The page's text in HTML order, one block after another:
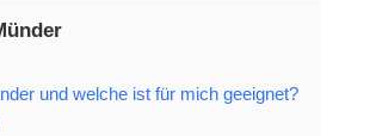
und welche ist für mich geeignet?